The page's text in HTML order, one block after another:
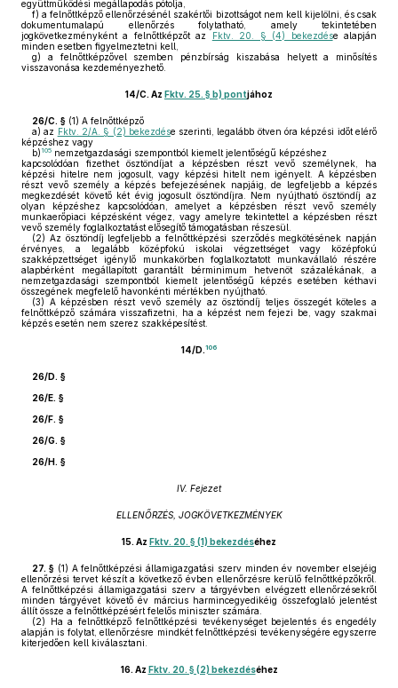
együttműködési megállapodás pótolja,
f) a felnőttképző ellenőrzésénél szakértői bizottságot nem kell kijelölni, és csak
dokumentumalapú ellenőrzés folytatható, amely tekintetében
jogkövetkezményként a felnőttképzőt az
Fktv. 20. § (4) bekezdése alapján
minden esetben figyelmeztetni kell,
g) a felnőttképzővel szemben pénzbírság kiszabása helyett a minősítés
visszavonása kezdeményezhető.
14/C. Az Fktv. 25. § b) pontjához
26/C. § (1) A felnőttképző
a) az Fktv. 2/A. § (2) bekezdése szerinti, legalább ötven óra képzési időt elérő
képzéshez vagy
b) 105 nemzetgazdasági szempontból kiemelt jelentőségű képzéshez
kapcsolódóan fizethet ösztöndíjat a képzésben részt vevő személynek, ha
képzési hitelre nem jogosult, vagy képzési hitelt nem igényelt. A képzésben
részt vevő személy a képzés befejezésének napjáig, de legfeljebb a képzés
megkezdését követő két évig jogosult ösztöndíjra. Nem nyújtható ösztöndíj az
olyan képzéshez kapcsolódóan, amelyet a képzésben részt vevő személy
munkaerőpiaci képzésként végez, vagy amelyre tekintettel a képzésben részt
vevő személy foglalkoztatást elősegítő támogatásban részesül.
(2) Az ösztöndíj legfeljebb a felnőttképzési szerződés megkötésének napján
érvényes, a legalább középfokú iskolai végzettséget vagy középfokú
szakképzettséget igénylő munkakörben foglalkoztatott munkavállaló részére
alapbérként megállapított garantált bérminimum hetvenöt százalékának, a
nemzetgazdasági szempontból kiemelt jelentőségű képzés esetében kéthavi
összegének megfelelő havonkénti mértékben nyújtható.
(3) A képzésben részt vevő személy az ösztöndíj teljes összegét köteles a
felnőttképző számára visszafizetni, ha a képzést nem fejezi be, vagy szakmai
képzés esetén nem szerez szakképesítést.
14/D.106
26/D. §
26/E. §
26/F. §
26/G. §
26/H. §
IV. Fejezet
ELLENŐRZÉS, JOGKÖVETKEZMÉNYEK
15. Az Fktv. 20. § (1) bekezdéséhez
27. § (1) A felnőttképzési államigazgatási szerv minden év november elsejéig
ellenőrzési tervet készít a következő évben ellenőrzésre kerülő felnőttképzőkről.
A felnőttképzési államigazgatási szerv a tárgyévben elvégzett ellenőrzésekről
minden tárgyévet követő év március harmincegyedikéig összefoglaló jelentést
állít össze a felnőttképzésért felelős miniszter számára.
(2) Ha a felnőttképző felnőttképzési tevékenységet bejelentés és engedély
alapján is folytat, ellenőrzésre mindkét felnőttképzési tevékenységére egyszerre
kiterjedően kell kiválasztani.
16. Az Fktv. 20. § (2) bekezdéséhez